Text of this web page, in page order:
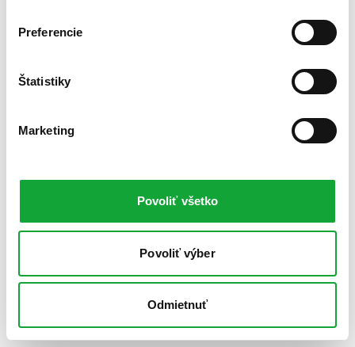
Preferencie
Štatistiky
Marketing
Povoliť všetko
Povoliť výber
Odmietnuť